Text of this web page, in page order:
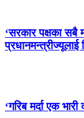
‘सरकार पक्षका सबै
‘गरिब मर्दा एक